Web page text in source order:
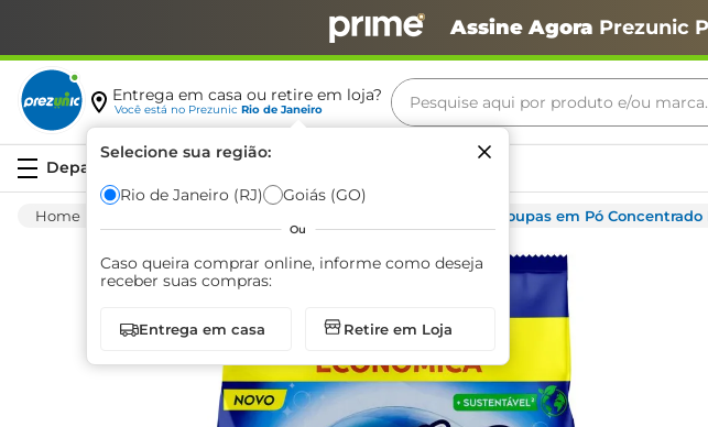
Assine Agora Prezunic
Entrega em casa ou retire em loja?
Você está no Prezunic Rio de Janeiro
Selecione sua região:
Rio de Janeiro (RJ) Goiás (GO)
Ou
Caso queira comprar online, informe como deseja
receber suas compras:
Entrega em casa Retire em Loja
Pesquise aqui por produto e/ou
Lava-Roupas em Pó
Termos mais buscados
café
arroz
biscoito
azeite